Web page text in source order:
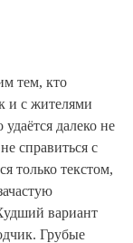
тем, кто
и с жителями
далеко не
справиться с
только текстом,
вариант
Грубые